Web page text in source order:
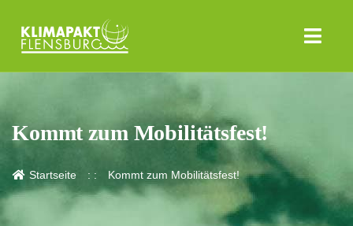
Kommt zum Mobilitätsfest!
Startseite Kommt zum Mobilitätsfest!